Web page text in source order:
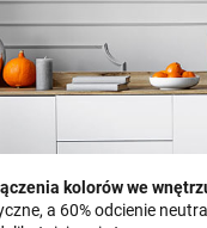
kolorów we
a 60% odcienie